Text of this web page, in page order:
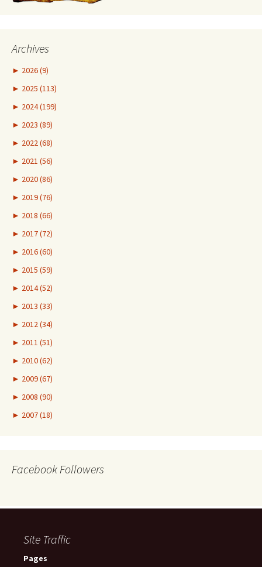
Archives
► 2026 (9)
► 2025 (113)
► 2024 (199)
► 2023 (89)
► 2022 (68)
► 2021 (56)
► 2020 (86)
► 2019 (76)
► 2018 (66)
► 2017 (72)
► 2016 (60)
► 2015 (59)
► 2014 (52)
► 2013 (33)
► 2012 (34)
► 2011 (51)
► 2010 (62)
► 2009 (67)
► 2008 (90)
► 2007 (18)
Facebook Followers
Site Traffic
Pages